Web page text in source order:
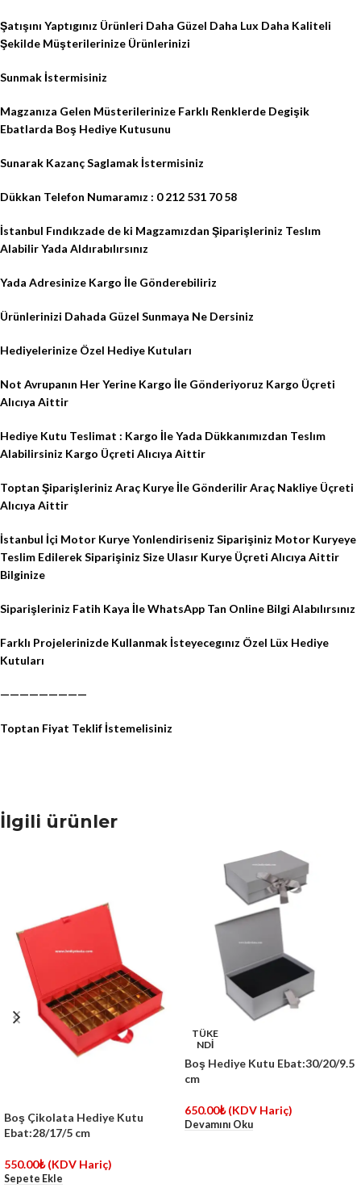
Şatışını Yaptıgınız Ürünleri Daha Güzel Daha Lux Daha Kaliteli
Şekilde Müşterilerinize Ürünlerinizi
Sunmak İstermisiniz
Magzanıza Gelen Müsterilerinize Farklı Renklerde Degişik
Ebatlarda Boş Hediye Kutusunu
Sunarak Kazanç Saglamak İstermisiniz
Dükkan Telefon Numaramız : 0 212 531 70 58
İstanbul Fındıkzade de ki Magzamızdan Şiparişleriniz Teslım
Alabilir Yada Aldırabılırsınız
Yada Adresinize Kargo İle Gönderebiliriz
Ürünlerinizi Dahada Güzel Sunmaya Ne Dersiniz
Hediyelerinize Özel Hediye Kutuları
Not Avrupanın Her Yerine Kargo İle Gönderiyoruz Kargo Üçreti
Alıcıya Aittir
Hediye Kutu Teslimat : Kargo İle Yada Dükkanımızdan Teslım
Alabilirsiniz Kargo Üçreti Alıcıya Aittir
Toptan Şiparişleriniz Araç Kurye İle Gönderilir Araç Nakliye Üçreti
Alıcıya Aittir
İstanbul İçi Motor Kurye Yonlendiriseniz Siparişiniz Motor Kuryeye
Teslim Edilerek Siparişiniz Size Ulasır Kurye Üçreti Alıcıya Aittir
Bilginize
Siparişleriniz Fatih Kaya İle WhatsApp Tan Online Bilgi Alabılırsınız
Farklı Projelerinizde Kullanmak İsteyecegınız Özel Lüx Hediye
Kutuları
—————————
Toptan Fiyat Teklif İstemelisiniz
İlgili ürünler
Boş Çikolata Hediye Kutu
Ebat:28/17/5 cm
550.00₺ (KDV Hariç)
Sepete Ekle
TÜKE
NDİ
Boş Hediye Kutu Ebat:30/20/9.5
cm
650.00₺ (KDV Hariç)
Devamını Oku